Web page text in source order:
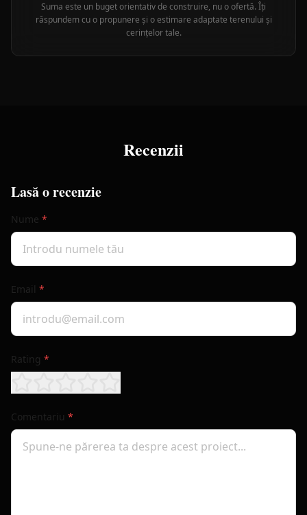
Suma este un buget orientativ de construire, nu o ofertă. Îți
răspundem cu o propunere și o estimare adaptate terenului și
cerințelor tale.
Recenzii
Lasă o recenzie
Nume *
Email *
Rating *
Comentariu *